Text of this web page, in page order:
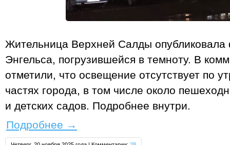
Жительница Верхней Салды
Энгельса, погрузившейся в темноту. В
отметили, что освещение отсутствует по
частях города, в том числе около
и детских садов. Подробнее внутри.
Подробнее →